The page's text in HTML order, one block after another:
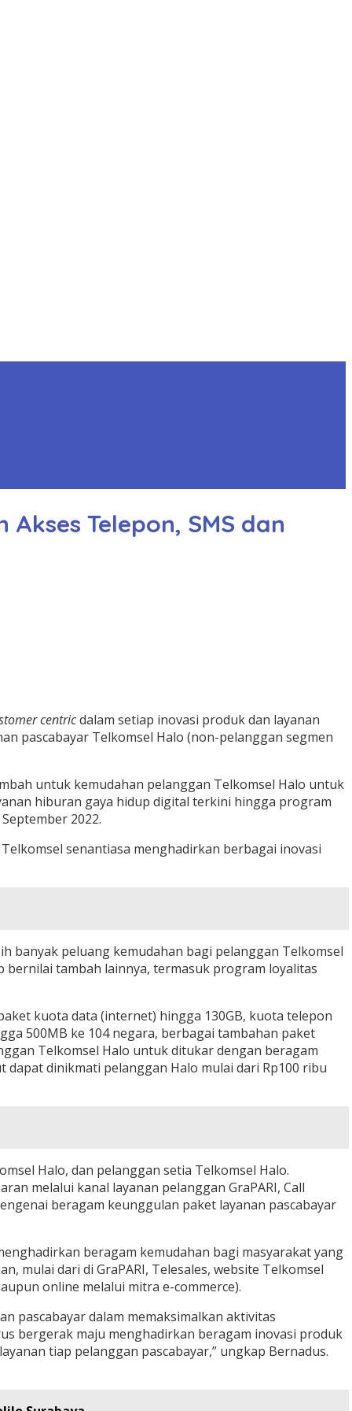
Telepon, SMS dan
centricdalam setiap inovasi produk dan layanan
pascabayar Telkomsel Halo (non-pelanggan segmen
untuk kemudahan pelanggan Telkomsel Halo untuk
hiburan gaya hidup digital terkini hingga program
2022.
senantiasa menghadirkan berbagai inovasi
banyak peluang kemudahan bagi pelanggan Telkomsel
bernilai tambah lainnya, termasuk program loyalitas
kuota data (internet) hingga 130GB, kuota telepon
500MB ke 104 negara, berbagai tambahan paket
Telkomsel Halo untuk ditukar dengan beragam
dinikmati pelanggan Halo mulai dari Rp100 ribu
Halo, dan pelanggan setia Telkomsel Halo.
melalui kanal layanan pelanggan GraPARI, Call
beragam keunggulan paket layanan pascabayar
beragam kemudahan bagi masyarakat yang
mulai dari di GraPARI, Telesales, website Telkomsel
online melalui mitra e-commerce).
pascabayar dalam memaksimalkan aktivitas
bergerak maju menghadirkan beragam inovasi produk
tiap pelanggan pascabayar,” ungkap Bernadus.